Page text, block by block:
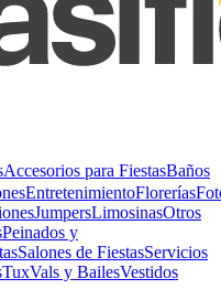
Accesorios para FiestasBaños
EntretenimientoFlorerías
JumpersLimosinasOtros
Peinados y
Salones de FiestasServicios
TuxVals y BailesVestidos